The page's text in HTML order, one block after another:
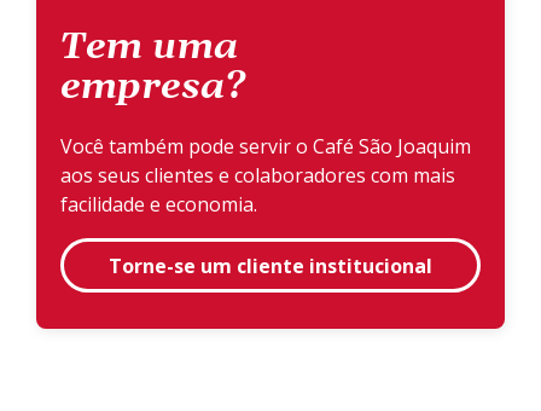
Tem uma
empresa?
Você também pode servir o Café São Joaquim
aos seus clientes e colaboradores com mais
facilidade e economia.
Torne-se um cliente institucional